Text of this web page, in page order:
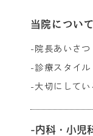
当院について
院長あいさつ
診療スタイル
大切にしてい
内科・小児